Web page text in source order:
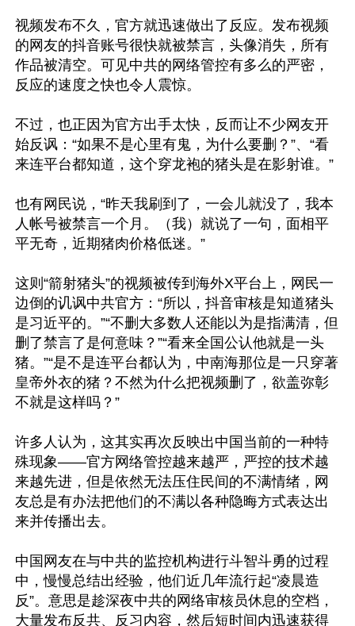
视频发布不久，官方就迅速做出了反应。发布视频
的网友的抖音账号很快就被禁言，头像消失，所有
作品被清空。可见中共的网络管控有多么的严密，
反应的速度之快也令人震惊。
不过，也正因为官方出手太快，反而让不少网友开
始反讽：“如果不是心里有鬼，为什么要删？”、“看
来连平台都知道，这个穿龙袍的猪头是在影射谁。”
也有网民说，“昨天我刷到了，一会儿就没了，我本
人帐号被禁言一个月。（我）就说了一句，面相平
平无奇，近期猪肉价格低迷。”
这则“箭射猪头”的视频被传到海外X平台上，网民一
边倒的讥讽中共官方：“所以，抖音审核是知道猪头
是习近平的。”“不删大多数人还能以为是指满清，但
删了禁言了是何意味？”“看来全国公认他就是一头
猪。”“是不是连平台都认为，中南海那位是一只穿著
皇帝外衣的猪？不然为什么把视频删了，欲盖弥彰
不就是这样吗？”
许多人认为，这其实再次反映出中国当前的一种特
殊现象——官方网络管控越来越严，严控的技术越
来越先进，但是依然无法压住民间的不满情绪，网
友总是有办法把他们的不满以各种隐晦方式表达出
来并传播出去。
中国网友在与中共的监控机构进行斗智斗勇的过程
中，慢慢总结出经验，他们近几年流行起“凌晨造
反”。意思是趁深夜中共的网络审核员休息的空档，
大量发布反共、反习内容，然后短时间内迅速获得